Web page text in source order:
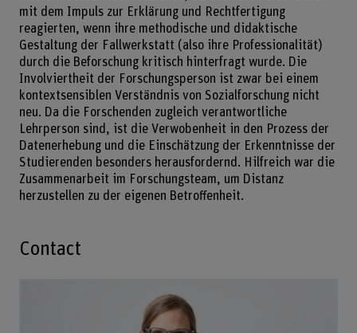
mit dem Impuls zur Erklärung und Rechtfertigung
reagierten, wenn ihre methodische und didaktische
Gestaltung der Fallwerkstatt (also ihre Professionalität)
durch die Beforschung kritisch hinterfragt wurde. Die
Involviertheit der Forschungsperson ist zwar bei einem
kontextsensiblen Verständnis von Sozialforschung nicht
neu. Da die Forschenden zugleich verantwortliche
Lehrperson sind, ist die Verwobenheit in den Prozess der
Datenerhebung und die Einschätzung der Erkenntnisse der
Studierenden besonders herausfordernd. Hilfreich war die
Zusammenarbeit im Forschungsteam, um Distanz
herzustellen zu der eigenen Betroffenheit.
Contact